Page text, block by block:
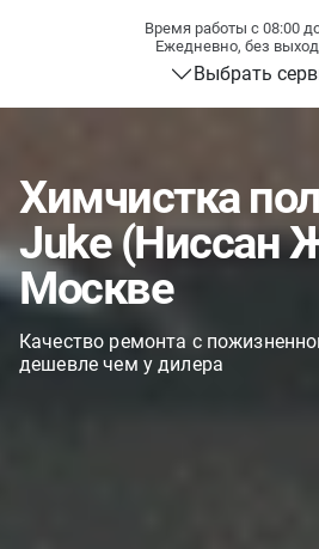
Время работы с 08:00
Ежедневно, без
Выбрать
Химчистка
Juke (Ниссан
Москве
Качество ремонта с
дешевле чем у дилера